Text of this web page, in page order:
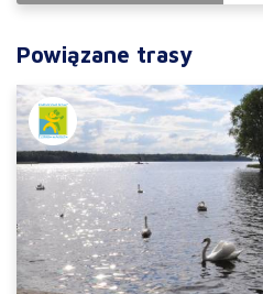
Powiązane trasy